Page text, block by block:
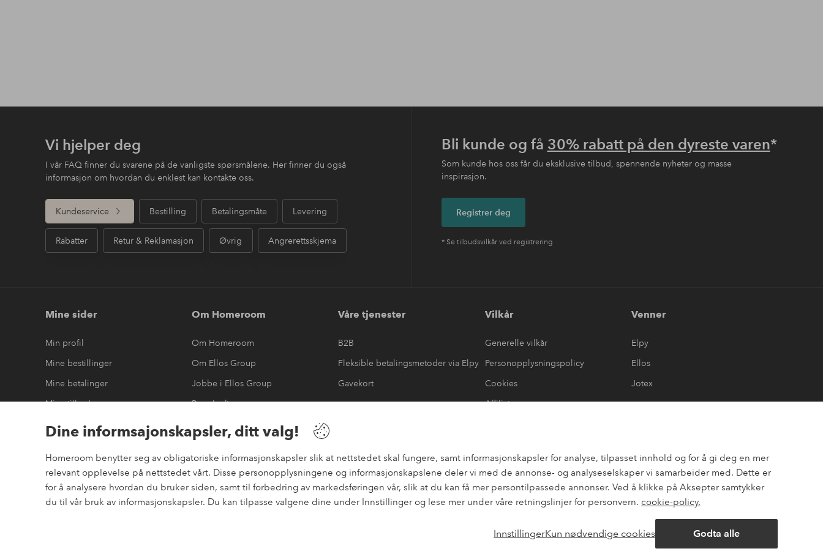
Dine informsajonskapsler, ditt valg!
Homeroom benytter seg av obligatoriske informasjonskapsler slik at nettstedet skal fungere, samt informasjonskapsler for analyse, tilpasset innhold og for å gi deg en mer
relevant opplevelse på nettstedet vårt. Disse personopplysningene og informasjonskapslene deler vi med de annonse- og analyseselskaper vi samarbeider med. Dette er
for å analysere hvordan du bruker siden, samt til forbedring av markedsføringen vår, slik at du kan få mer persontilpassede annonser. Ved å klikke på Aksepter samtykker
du til vår bruk av informasjonskapsler. Du kan tilpasse valgene dine under Innstillinger og lese mer under våre retningslinjer for personvern. cookie-policy.
Godta alle
Kun nødvendige cookies
Innstillinger
Vi hjelper deg
I vår FAQ finner du svarene på de vanligste spørsmålene. Her finner du også
informasjon om hvordan du enklest kan kontakte oss.
Kundeservice Bestilling Betalingsmåte Levering
Rabatter Retur & Reklamasjon Øvrig Angrerettsskjema
Bli kunde og få 30% rabatt på den dyreste varen*
Som kunde hos oss får du eksklusive tilbud, spennende nyheter og masse
inspirasjon.
Registrer deg
* Se tilbudsvilkår ved registrering
Mine sider
Min profil
Mine bestillinger
Mine betalinger
Mine tilbud
Mine returer
Om Homeroom
Om Homeroom
Om Ellos Group
Jobbe i Ellos Group
Bærekraft
Tilgjengelighetserklæring
Våre tjenester
B2B
Fleksible betalingsmetoder via Elpy
Gavekort
Vilkår
Generelle vilkår
Personopplysningspolicy
Cookies
Affiliate
Venner
Elpy
Ellos
Jotex
Sikre betalinger
Vil du vite mer om våre betalingsalternativer ?elpy
InstagramFacebookPinterestYoutube